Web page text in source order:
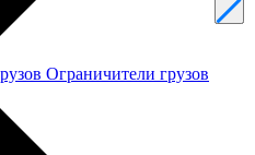
Ограничители грузов